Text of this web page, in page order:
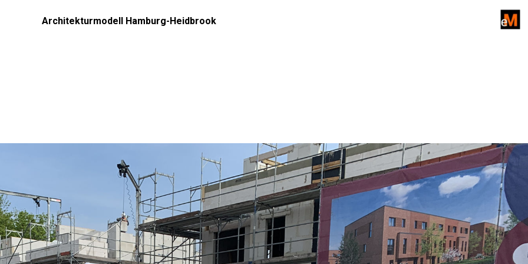
Architekturmodell Hamburg-Heidbrook